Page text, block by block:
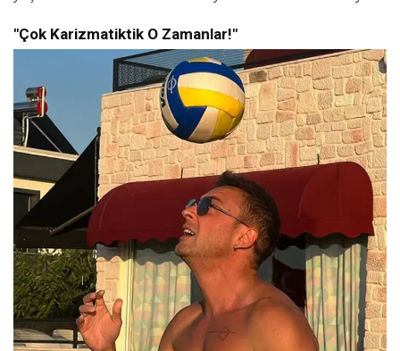
"Çok Karizmatiktik O Zamanlar!"